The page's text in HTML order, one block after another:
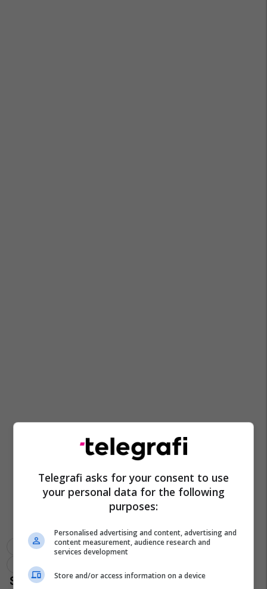
Innovation Centre Kosovo Ick
Rastislav Kostilnik
Sllovaki
Telegrafi asks for your consent to use
your personal data for the following
purposes:
Personalised advertising and content, advertising and
content measurement, audience research and
services development
Store and/or access information on a device